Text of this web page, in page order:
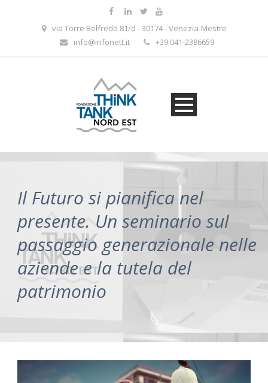
via Torre Belfredo 81/d - 30174 - Venezia-Mestre
info@infonett.it
+39 041-2386659
Il Futuro si pianifica nel
presente. Un seminario sul
passaggio generazionale nelle
aziende e la tutela del
patrimonio